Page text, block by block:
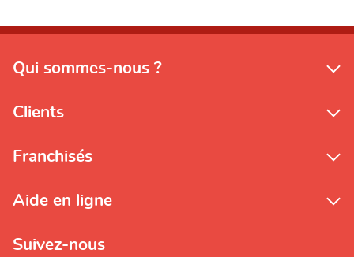
Qui sommes-nous ?
Clients
Franchisés
Aide en ligne
Suivez-nous